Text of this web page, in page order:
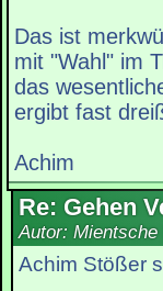
Das ist
mit "Wahl" im
das
ergibt fast
Achim
Re: Gehen
Autor: Mientsche
Achim Stößer